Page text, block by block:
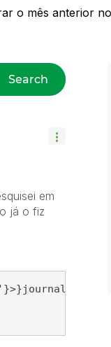
o mês anterior
Search
em
já o fiz